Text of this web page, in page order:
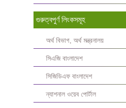
গুরুত্বপুর্ণ লিংকসমূহ
অর্থ বিভাগ, অর্থ মন্ত্রনালয়
সিএজি বাংলাদেশ
সিজিডিএফ বাংলাদেশ
ন্যাশনাল ওয়েব পোর্টাল